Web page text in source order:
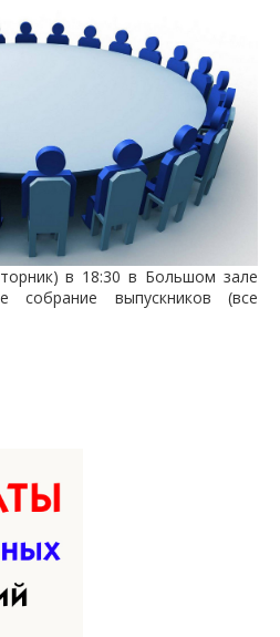
в 18:30 в Большом зале
собрание выпускников (все